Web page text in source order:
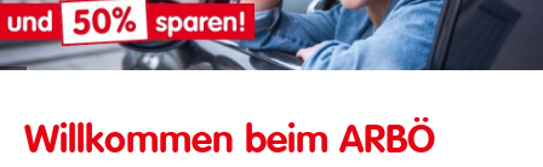
Willkommen beim ARBÖ